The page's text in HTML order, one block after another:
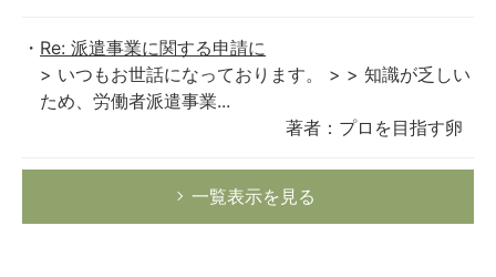
Re: 派遣事業に関する申請に
> いつもお世話になっております。 > > 知識が乏しい
ため、労働者派遣事業...
著者：プロを目指す卵
一覧表示を見る